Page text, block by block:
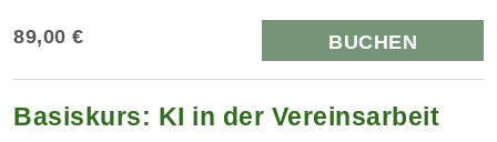
89,00 € BUCHEN
Basiskurs: KI in der Vereinsarbeit